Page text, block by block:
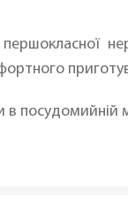
в посудомийній